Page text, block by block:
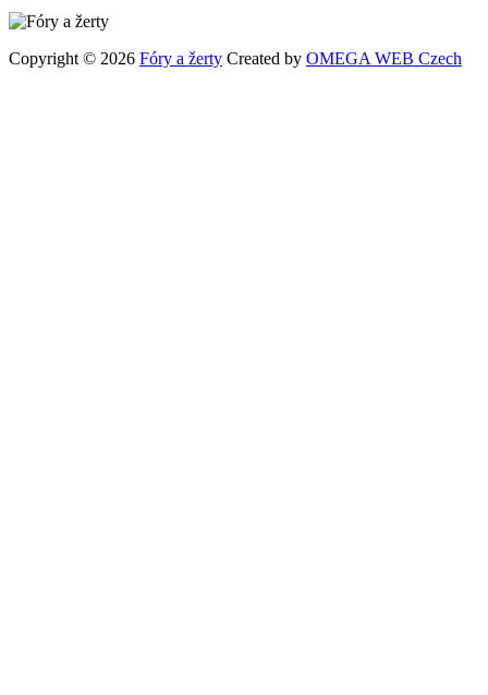
Copyright © 2026 Fóry a žerty Created by OMEGA WEB Czech